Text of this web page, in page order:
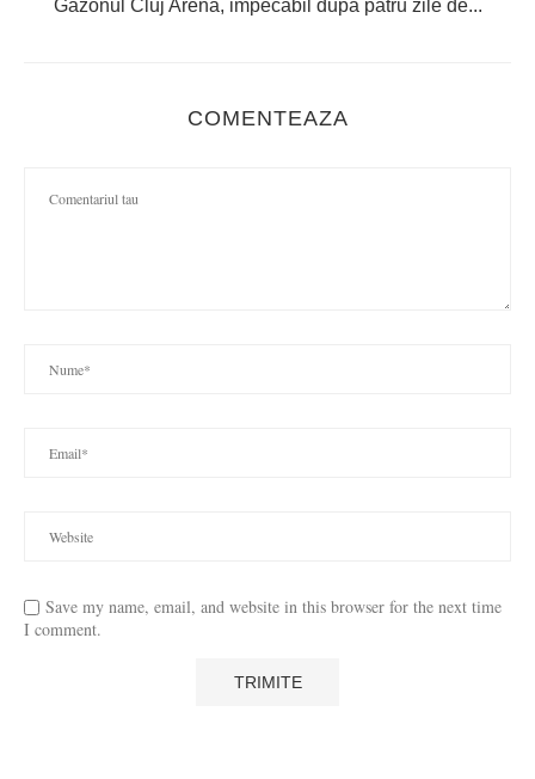
Gazonul Cluj Arena, impecabil după patru zile de...
COMENTEAZA
Save my name, email, and website in this browser for the next time
I comment.